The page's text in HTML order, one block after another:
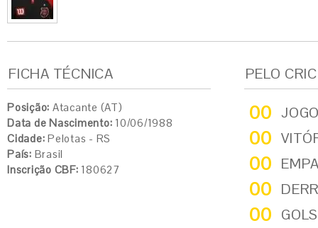
FICHA TÉCNICA
Posição: Atacante (AT)
Data de Nascimento: 10/06/1988
Cidade: Pelotas - RS
País: Brasil
Inscrição CBF: 180627
PELO
00
00
00
00
00